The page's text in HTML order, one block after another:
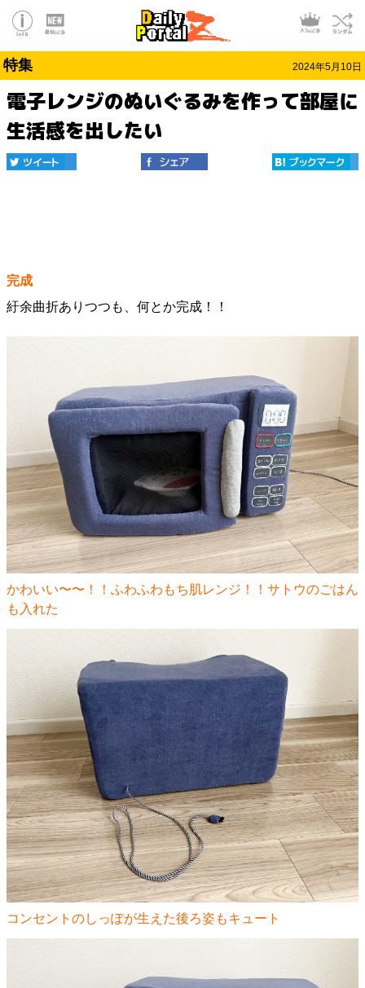
特集 2024年5月10日
電子レンジのぬいぐるみを作って部屋に
生活感を出したい
完成
紆余曲折ありつつも、何とか完成！！
かわいい〜〜！！ふわふわもち肌レンジ！！サトウのごはん
も入れた
コンセントのしっぽが生えた後ろ姿もキュート